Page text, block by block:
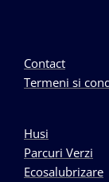
Contact
Termeni si
Husi
Parcuri Verzi
Ecosalubrizare